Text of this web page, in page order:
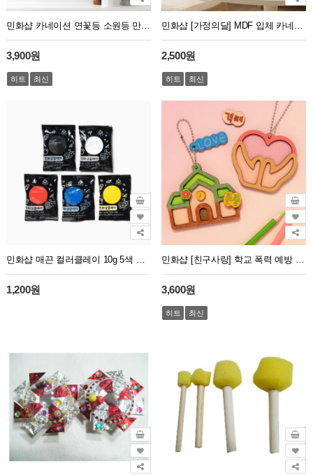
민화샵 카네이션 연꽃등 소원등 만들기 부처님오신날
3,900원
히트 최신
민화샵 [가정의달] MDF 입체 카네이션 조화 만들기
2,500원
히트 최신
1,200원 3,600원
히트 최신